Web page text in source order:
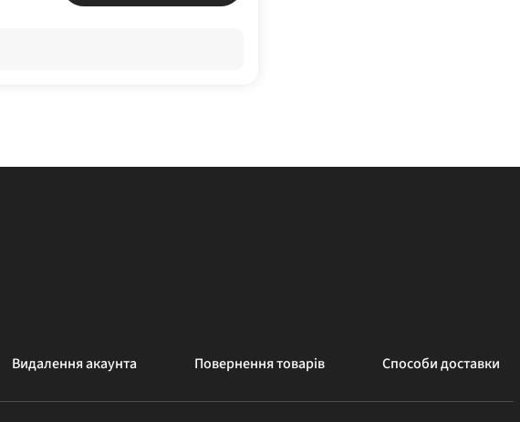
Видалення акаунта Повернення товарів Способи доставки